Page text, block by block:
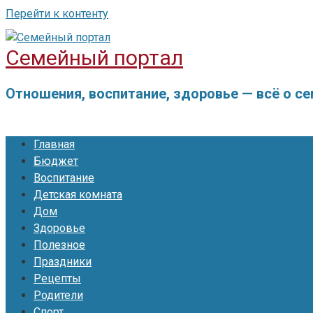
Перейти к контенту
Семейный портал
Отношения, воспитание, здоровье — всё о
Главная
Бюджет
Воспитание
Детская комната
Дом
Здоровье
Полезное
Праздники
Рецепты
Родители